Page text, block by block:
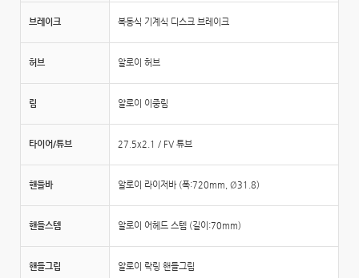
브레이크 복동식 기계식 디스크 브레이크
허브 알로이 허브
림 알로이 이중림
타이어/튜브 27.5x2.1 / FV 튜브
핸들바 알로이 라이저바 (폭:720mm, Ø31.8)
핸들스템 알로이 어헤드 스템 (길이:70mm)
핸들그립 알로이 락링 핸들그립